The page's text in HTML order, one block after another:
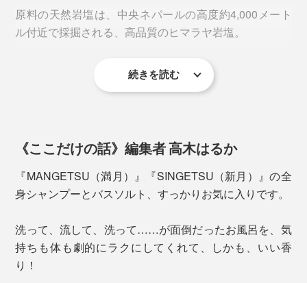
男女を問わず、強い香りが苦手な人も、「心地よさ」を
使い方はカンタン、まさに全身丸洗い。
『MANGETSU（満月）』または『SINGETSU（新
月）』のどちらかを、手のひらに出して、水を含ませて
から泡立ててください。
原料の天然岩塩は、中央ネパールの高度約4,000メート
ル付近で採掘される、高品質のヒマラヤ岩塩。
世界最高峰で採掘されるミネラル豊富な岩塩は、インド
『MANGETSU（満月）』はピンクソルトを、
『SINGETSU（新月）』はクリスタルソルトを。
続きを読む
《ここだけの話》編集者 高木はるか
『MANGETSU（満月）』『SINGETSU（新月）』の全
身シャンプーとバスソルト、すっかりお気に入りです。
洗って、流して、洗って……が面倒だったお風呂を、気
持ちも体も劇的にラクにしてくれて、しかも、いい香
り！